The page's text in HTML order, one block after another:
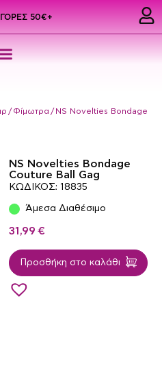
50€+
/ Φίμωτρα / NS Novelties Bondage
NS Novelties Bondage
Couture Ball Gag
ΚΩΔΙΚΟΣ: 18835
Άμεσα Διαθέσιμο
31,99 €
Προσθήκη στο καλάθι